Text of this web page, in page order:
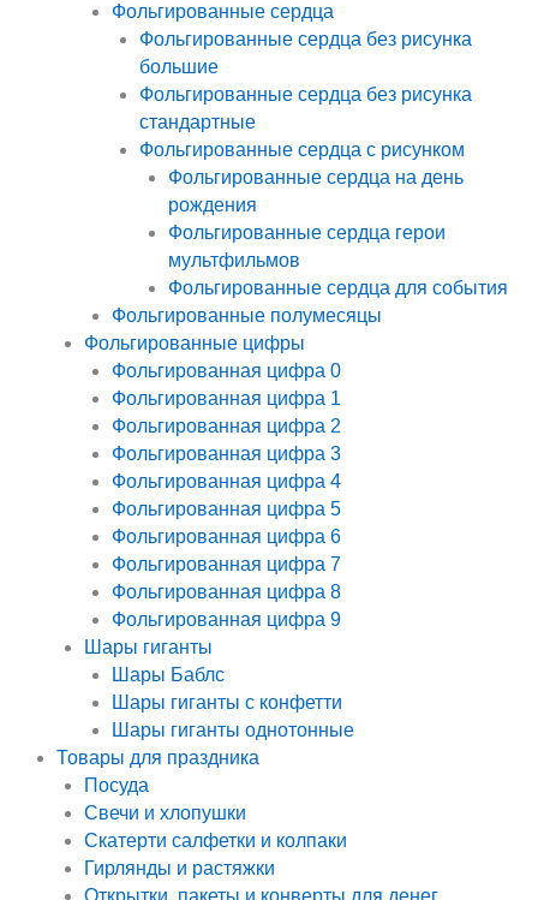
Фольгированные сердца
Фольгированные сердца без рисунка
большие
Фольгированные сердца без рисунка
стандартные
Фольгированные сердца с рисунком
Фольгированные сердца на день
рождения
Фольгированные сердца герои
мультфильмов
Фольгированные сердца для события
Фольгированные полумесяцы
Фольгированные цифры
Фольгированная цифра 0
Фольгированная цифра 1
Фольгированная цифра 2
Фольгированная цифра 3
Фольгированная цифра 4
Фольгированная цифра 5
Фольгированная цифра 6
Фольгированная цифра 7
Фольгированная цифра 8
Фольгированная цифра 9
Шары гиганты
Шары Баблс
Шары гиганты с конфетти
Шары гиганты однотонные
Товары для праздника
Посуда
Свечи и хлопушки
Скатерти салфетки и колпаки
Гирлянды и растяжки